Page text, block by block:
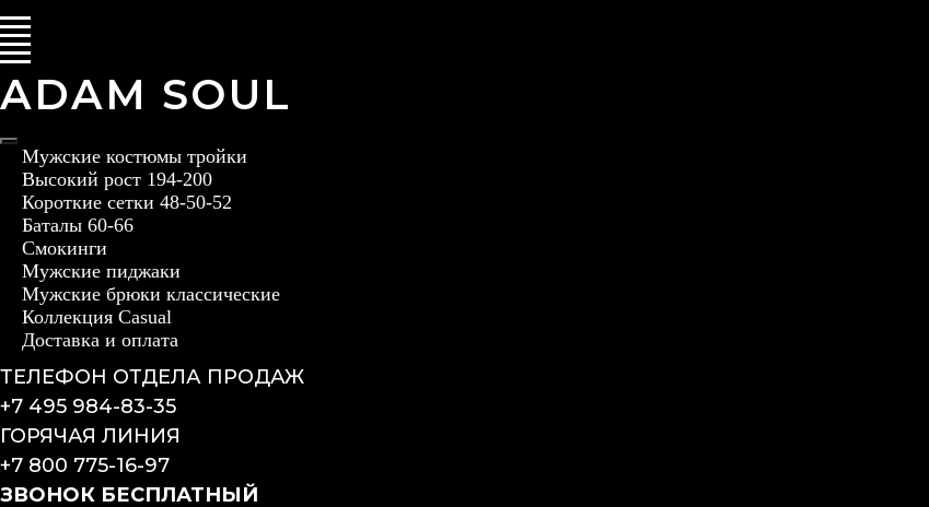
ADAM SOUL
Мужские костюмы тройки
Высокий рост 194-200
Короткие сетки 48-50-52
Баталы 60-66
Смокинги
Мужские пиджаки
Мужские брюки классические
Коллекция Casual
Доставка и оплата
ТЕЛЕФОН ОТДЕЛА ПРОДАЖ
+7 495 984-83-35
ГОРЯЧАЯ ЛИНИЯ
+7 800 775-16-97
ЗВОНОК БЕСПЛАТНЫЙ